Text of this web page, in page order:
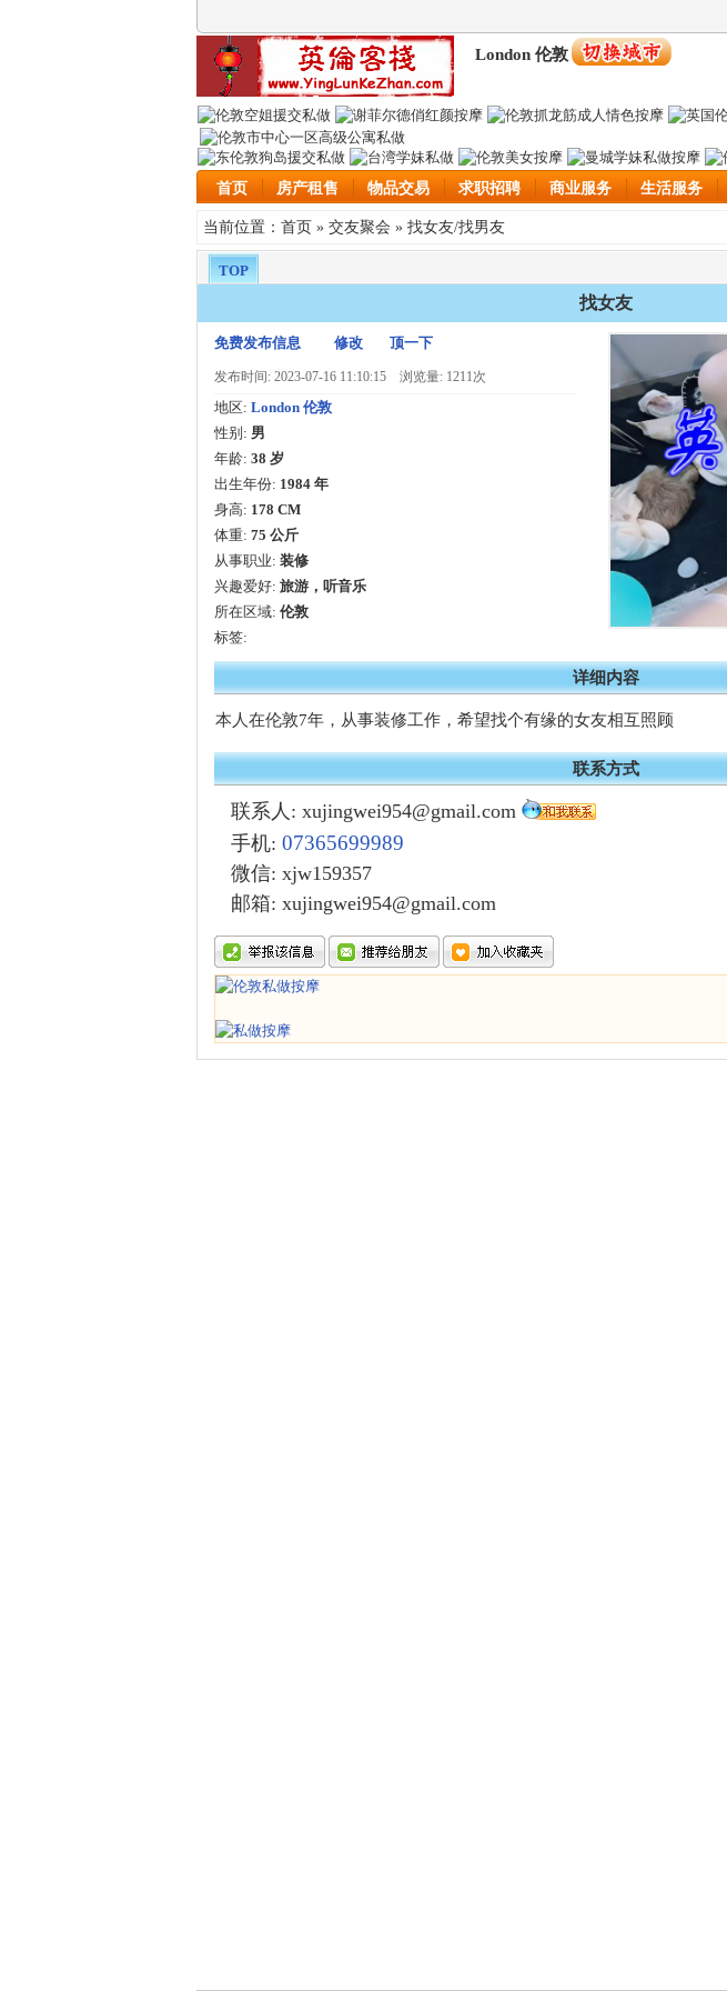
London 伦敦
首页 房产租售 物品交易 求职招聘 商业服务 生活服务
当前位置： 首页 » 交友聚会 » 找女友/找男友
TOP
找女友
免费发布信息 修改 顶一下
发布时间: 2023-07-16 11:10:15 浏览量: 1211次
地区: London 伦敦
性别: 男
年龄: 38 岁
出生年份: 1984 年
身高: 178 CM
体重: 75 公斤
从事职业: 装修
兴趣爱好: 旅游，听音乐
所在区域: 伦敦
标签:
详细内容
本人在伦敦7年，从事装修工作，希望找个有缘的女友相互照顾
联系方式
联系人: xujingwei954@gmail.com
手机: 07365699989
微信: xjw159357
邮箱: xujingwei954@gmail.com